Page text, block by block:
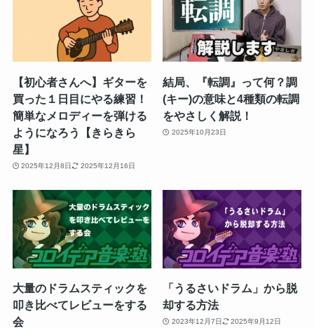
【初心者さんへ】ギターを
買った１日目にやる練習！
簡単なメロディーを弾ける
ようになろう【きらきら
星】
2025年12月8日 2025年12月16日
結局、『転調』って何？調
(キー)の意味と4種類の転調
をやさしく解説！
2025年10月23日
大量のドラムスティックを
叩き比べてレビューをする
会
「うるさいドラム」から脱
却する方法
2023年12月7日 2025年9月12日